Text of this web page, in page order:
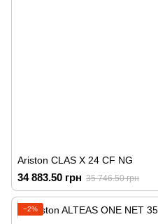
Ariston CLAS X 24 CF NG
34 883.50 грн 35 746.50 грн
−2%